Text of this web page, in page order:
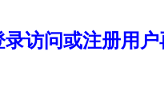
录访问或注册用